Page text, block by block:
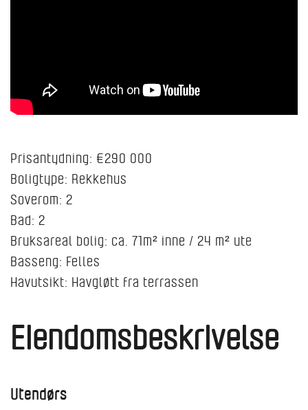
Prisantydning: €290 000
Boligtype: Rekkehus
Soverom: 2
Bad: 2
Bruksareal bolig: ca. 71m² inne / 24 m² ute
Basseng: Felles
Havutsikt: Havgløtt fra terrassen
Eiendomsbeskrivelse
Utendørs